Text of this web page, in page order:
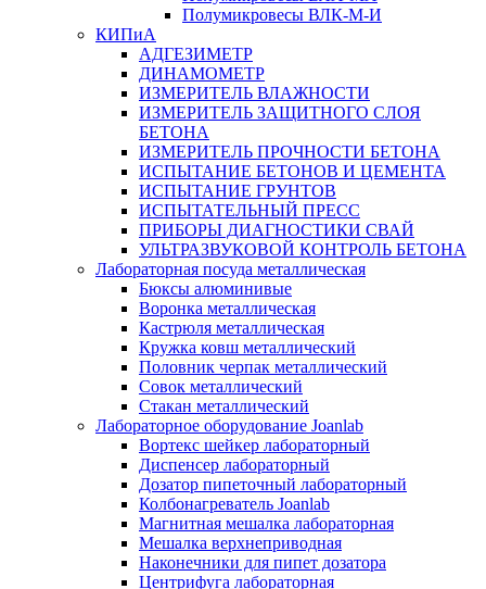
Полумикровесы ВЛК-М-И
КИПиА
АДГЕЗИМЕТР
ДИНАМОМЕТР
ИЗМЕРИТЕЛЬ ВЛАЖНОСТИ
ИЗМЕРИТЕЛЬ ЗАЩИТНОГО СЛОЯ
БЕТОНА
ИЗМЕРИТЕЛЬ ПРОЧНОСТИ БЕТОНА
ИСПЫТАНИЕ БЕТОНОВ И ЦЕМЕНТА
ИСПЫТАНИЕ ГРУНТОВ
ИСПЫТАТЕЛЬНЫЙ ПРЕСС
ПРИБОРЫ ДИАГНОСТИКИ СВАЙ
УЛЬТРАЗВУКОВОЙ КОНТРОЛЬ БЕТОНА
Лабораторная посуда металлическая
Бюксы алюминивые
Воронка металлическая
Кастрюля металлическая
Кружка ковш металлический
Половник черпак металлический
Совок металлический
Стакан металлический
Лабораторное оборудование Joanlab
Вортекс шейкер лабораторный
Диспенсер лабораторный
Дозатор пипеточный лабораторный
Колбонагреватель Joanlab
Магнитная мешалка лабораторная
Мешалка верхнеприводная
Наконечники для пипет дозатора
Центрифуга лабораторная